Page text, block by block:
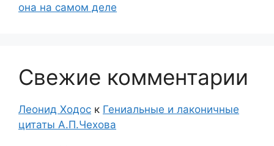
она на самом деле
Свежие комментарии
Леонид Ходос к Гениальные и лаконичные
цитаты А.П.Чехова